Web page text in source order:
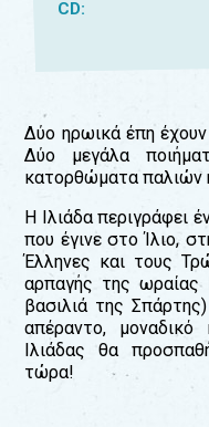
CD:
Δύο ηρωικά έπη
Δύο μεγάλα
κατορθώματα παλιών
Η Ιλιάδα περιγράφει
που έγινε στο Ίλιο,
Έλληνες και τους
αρπαγής της ωραίας
βασιλιά της
απέραντο, μοναδικό
Ιλιάδας θα
τώρα!
συλλόγους